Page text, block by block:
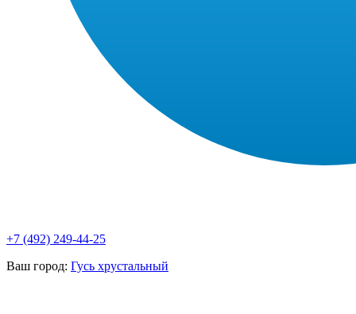
+7 (492) 249-44-25
Ваш город: Гусь хрустальный